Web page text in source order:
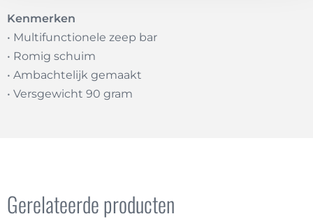
Kenmerken
• Multifunctionele zeep bar
• Romig schuim
• Ambachtelijk gemaakt
• Versgewicht 90 gram
Gerelateerde producten